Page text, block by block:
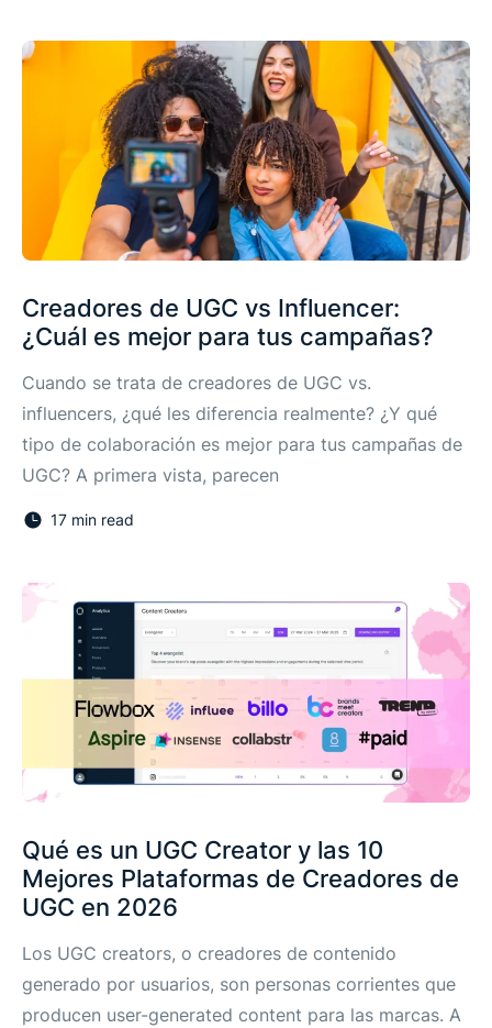
Creadores de UGC vs Influencer:
¿Cuál es mejor para tus campañas?
Cuando se trata de creadores de UGC vs.
influencers, ¿qué les diferencia realmente? ¿Y qué
tipo de colaboración es mejor para tus campañas de
UGC? A primera vista, parecen
17 min read
Qué es un UGC Creator y las 10
Mejores Plataformas de Creadores de
UGC en 2026
Los UGC creators, o creadores de contenido
generado por usuarios, son personas corrientes que
producen user-generated content para las marcas. A